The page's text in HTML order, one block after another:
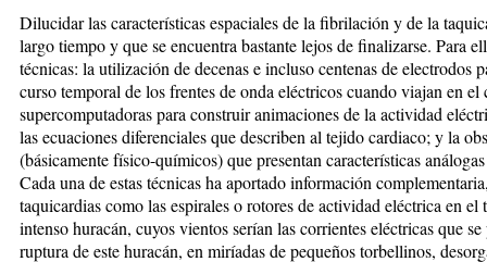
Dilucidar las características espaciales de la fibrilación y de la
largo tiempo y que se encuentra bastante lejos de finalizarse. Para
técnicas: la utilización de decenas e incluso centenas de electrodos
curso temporal de los frentes de onda eléctricos cuando viajan en
supercomputadoras para construir animaciones de la actividad
las ecuaciones diferenciales que describen al tejido cardiaco; y la
(básicamente físico-químicos) que presentan características
Cada una de estas técnicas ha aportado información
taquicardias como las espirales o rotores de actividad eléctrica en
intenso huracán, cuyos vientos serían las corrientes eléctricas que
ruptura de este huracán, en miríadas de pequeños torbellinos,